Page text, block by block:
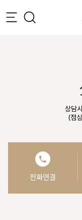
상담
(점
전화연결